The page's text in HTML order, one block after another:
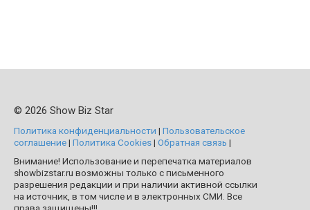
© 2026 Show Biz Star
Политика конфиденциальности | Пользовательское
соглашение| Политика Cookies| Обратная связь |
Внимание! Использование и перепечатка материалов
showbizstar.ru возможны только с письменного
разрешения редакции и при наличии активной ссылки
на источник, в том числе и в электронных СМИ. Все